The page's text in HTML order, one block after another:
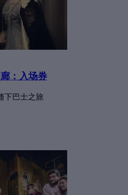
：入场券
下巴士之旅